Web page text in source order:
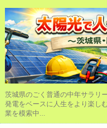
茨城県のごく普通の中年サラリ
発電をベースに人生をより楽し
業を模索中...